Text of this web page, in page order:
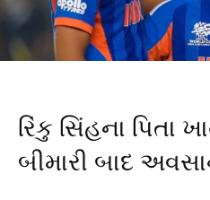
રિંકુ સિંહના પિતા
બીમારી બાદ